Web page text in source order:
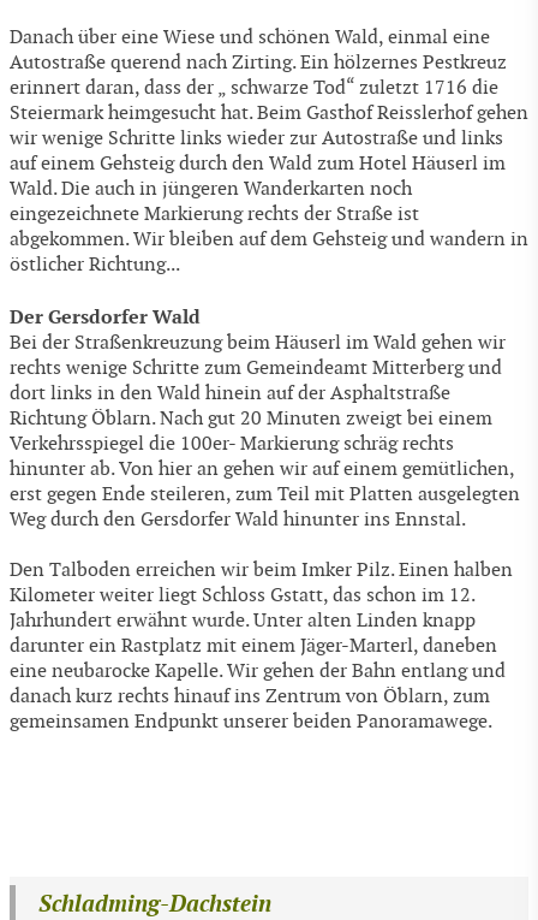
Danach über eine Wiese und schönen Wald, einmal eine
Autostraße querend nach Zirting. Ein hölzernes Pestkreuz
erinnert daran, dass der „ schwarze Tod“ zuletzt 1716 die
Steiermark heimgesucht hat. Beim Gasthof Reisslerhof gehen
wir wenige Schritte links wieder zur Autostraße und links
auf einem Gehsteig durch den Wald zum Hotel Häuserl im
Wald. Die auch in jüngeren Wanderkarten noch
eingezeichnete Markierung rechts der Straße ist
abgekommen. Wir bleiben auf dem Gehsteig und wandern in
östlicher Richtung...
Der Gersdorfer Wald
Bei der Straßenkreuzung beim Häuserl im Wald gehen wir
rechts wenige Schritte zum Gemeindeamt Mitterberg und
dort links in den Wald hinein auf der Asphaltstraße
Richtung Öblarn. Nach gut 20 Minuten zweigt bei einem
Verkehrsspiegel die 100er- Markierung schräg rechts
hinunter ab. Von hier an gehen wir auf einem gemütlichen,
erst gegen Ende steileren, zum Teil mit Platten ausgelegten
Weg durch den Gersdorfer Wald hinunter ins Ennstal.
Den Talboden erreichen wir beim Imker Pilz. Einen halben
Kilometer weiter liegt Schloss Gstatt, das schon im 12.
Jahrhundert erwähnt wurde. Unter alten Linden knapp
darunter ein Rastplatz mit einem Jäger-Marterl, daneben
eine neubarocke Kapelle. Wir gehen der Bahn entlang und
danach kurz rechts hinauf ins Zentrum von Öblarn, zum
gemeinsamen Endpunkt unserer beiden Panoramawege.
Schladming-Dachstein